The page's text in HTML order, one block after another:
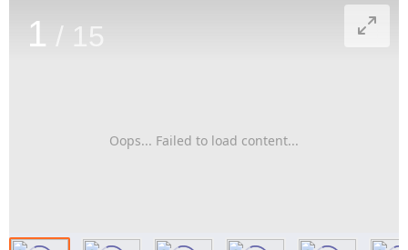
Oops... Failed to load content...
1 / 15